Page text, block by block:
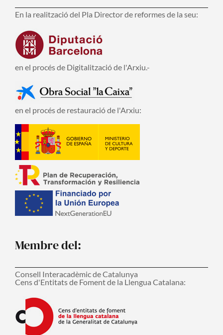
En la realització del Pla Director de reformes de la seu:
en el procés de Digitalització de l'Arxiu.-
en el procés de restauració de l'Arxiu:
Membre del:
Consell Interacadèmic de Catalunya
Cens d'Entitats de Foment de la Llengua Catalana: